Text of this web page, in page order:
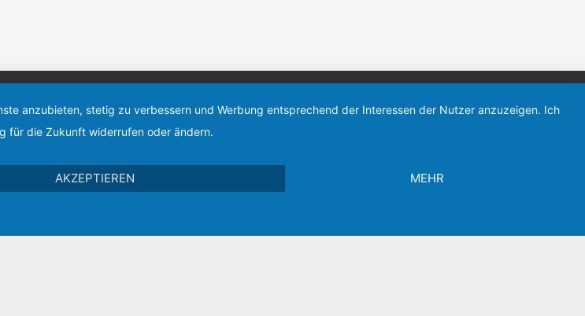
by Neongrau
anzubieten, stetig zu verbessern und Werbung entsprechend der Interessen der Nutzer anzuzeigen. Ich
für die Zukunft widerrufen oder ändern.
AKZEPTIEREN MEHR